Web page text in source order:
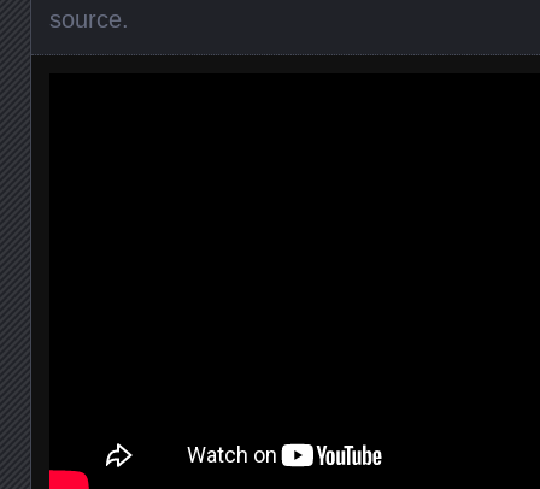
source.